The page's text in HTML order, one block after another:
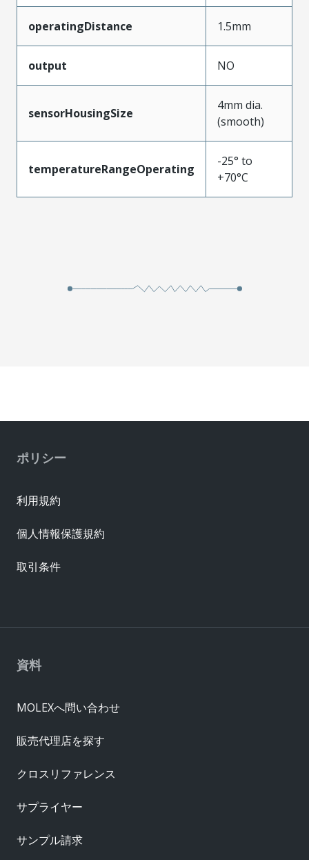
operatingDistance 1.5mm
output NO
sensorHousingSize
4mm dia.
(smooth)
temperatureRangeOperating
-25° to
+70°C
資料
MOLEXへ問い合わせ
販売代理店を探す
クロスリファレンス
サプライヤー
サンプル請求
ポリシー
利用規約
個人情報保護規約
取引条件